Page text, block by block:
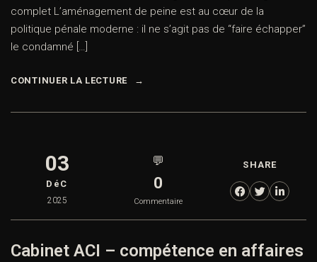
complet L’aménagement de peine est au cœur de la
politique pénale moderne : il ne s’agit pas de “faire échapper”
le condamné […]
CONTINUER LA LECTURE
03
DéC
2025
💬
0
Commentaire
SHARE
Cabinet ACI – compétence en affaires